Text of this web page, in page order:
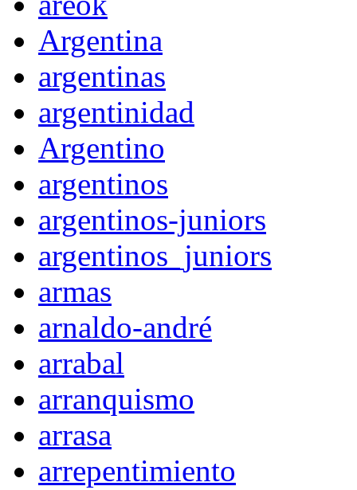
Argentina
argentinas
argentinidad
Argentino
argentinos
argentinos-juniors
argentinos_juniors
armas
arnaldo-andré
arrabal
arranquismo
arrasa
arrepentimiento